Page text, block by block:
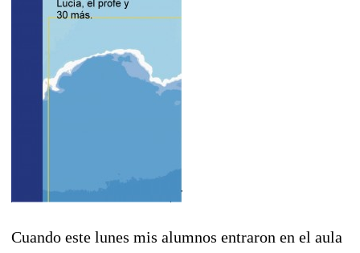
Cuando este lunes mis alumnos entraron en el aula